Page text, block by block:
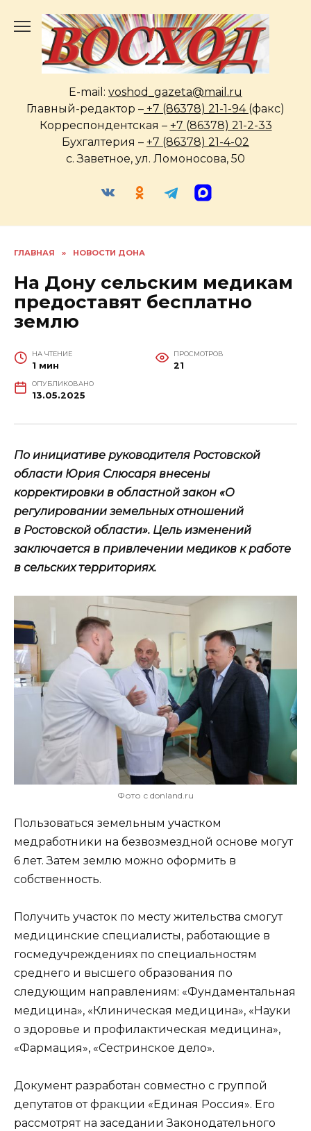
содержанию
E-mail: voshod_gazeta@mail.ru
Главный-редактор – +7 (86378) 21-1-94 (факс)
Корреспондентская – +7 (86378) 21-2-33
Бухгалтерия – +7 (86378) 21-4-02
с. Заветное, ул. Ломоносова, 50
ГЛАВНАЯ » НОВОСТИ ДОНА
На Дону сельским медикам
предоставят бесплатно
землю
НА ЧТЕНИЕ
1 мин
ПРОСМОТРОВ
21
ОПУБЛИКОВАНО
13.05.2025
По инициативе руководителя Ростовской
области Юрия Слюсаря внесены
корректировки в областной закон «О
регулировании земельных отношений
в Ростовской области». Цель изменений
заключается в привлечении медиков к работе
в сельских территориях.
Фото с donland.ru
Пользоваться земельным участком
медработники на безвозмездной основе могут
6 лет. Затем землю можно оформить в
собственность.
Получить участок по месту жительства смогут
медицинские специалисты, работающие в
госмедучреждениях по специальностям
среднего и высшего образования по
следующим направлениям: «Фундаментальная
медицина», «Клиническая медицина», «Науки
о здоровье и профилактическая медицина»,
«Фармация», «Сестринское дело».
Документ разработан совместно с группой
депутатов от фракции «Единая Россия». Его
рассмотрят на заседании Законодательного